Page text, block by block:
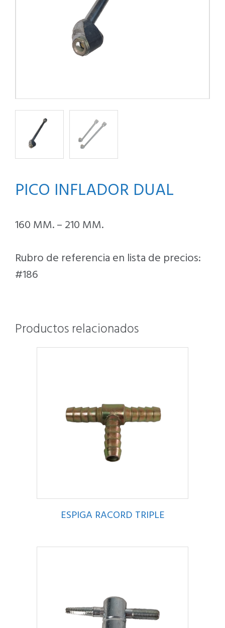
PICO INFLADOR DUAL
160 MM. – 210 MM.
Rubro de referencia en lista de precios:
#186
Productos relacionados
ESPIGA RACORD TRIPLE